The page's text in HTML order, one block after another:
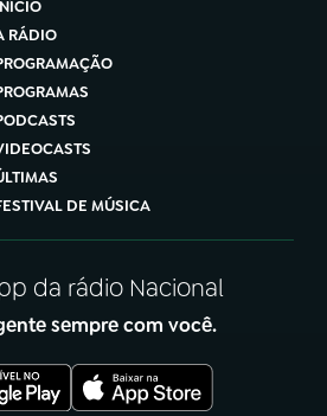
RÁDIO
DE MÚSICA
da rádio Nacional
sempre com você.